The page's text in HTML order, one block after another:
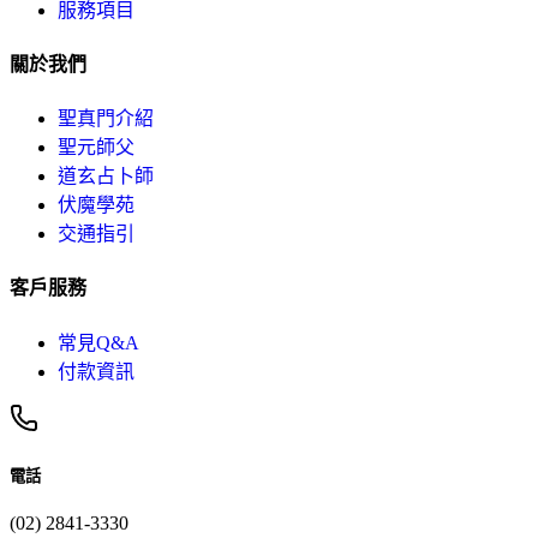
服務項目
關於我們
聖真門介紹
聖元師父
道玄占卜師
伏魔學苑
交通指引
客戶服務
常見Q&A
付款資訊
電話
(02) 2841-3330